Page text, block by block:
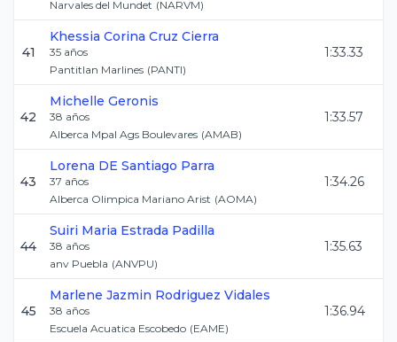
Narvales del Mundet (NARVM)
41
Khessia Corina Cruz Cierra
35 años
Pantitlan Marlines (PANTI)
1:33.33
42
Michelle Geronis
38 años
Alberca Mpal Ags Boulevares (AMAB)
1:33.57
43
Lorena DE Santiago Parra
37 años
Alberca Olimpica Mariano Arist (AOMA)
1:34.26
44
Suiri Maria Estrada Padilla
38 años
anv Puebla (ANVPU)
1:35.63
45
Marlene Jazmin Rodriguez Vidales
38 años
Escuela Acuatica Escobedo (EAME)
1:36.94